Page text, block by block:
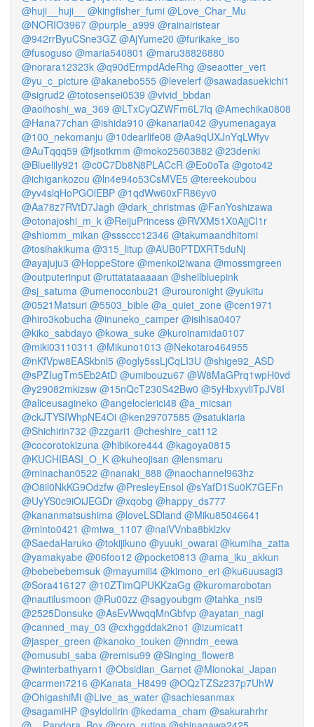
@huji__huji__
@kingfisher_fumi @Love_Char_Mu
@NORIO3967 @purple_a999 @rainairistear
@942rrByuCSne3GZ @AjYume20 @furikake_iso
@fusoguso @maria540801 @maru38826880
@norara12323k @q90dErmpdAdeRhg @seaotter_vert
@yu_c_picture @akanebo555 @levelerf @sawadasuekichi1
@sigrud2 @totosensei0539 @vivid_bbdan
@aoihoshi_wa_369 @LTxCyQZWFm6L7lq @Amechika0808
@Hana77chan @ishida910 @kanaria042 @yumenagaya
@100_nekomanju @10dearlife08 @Aa9qUXJnYqLWfyv
@AuTqqq59 @fjsotkmm @moko25603882 @23denki
@Bluelily921 @c0C7Db8N8PLACcR @Eo0oTa @goto42
@ichigankozou @ln4e94o53CsMVE5 @tereekoubou
@yv4slqHoPGOlEBP @1qdWw60xFR86yv0
@Aa78z7RVtD7Jagh @dark_christmas @FanYoshizawa
@otonajoshi_m_k @ReijuPrincess @RVXM51X0AjjCI1r
@shiomm_mikan @sssccc12346 @takumaandhitomi
@tosihakikuma @315_litup @AUB0PTDXRT5duNj
@ayajuju3 @HoppeStore @menkoi2iwana @mossmgreen
@outputerinput @ruttatataaaaan @shellbluepink
@sj_satuma @umenoconbu21 @urouronight @yukiitu
@0521Matsuri @5503_bible @a_quiet_zone @cen1971
@hiro3kobucha @inuneko_camper @isihisa0407
@kiko_sabdayo @kowa_suke @kuroinamida0107
@miki03110311 @Mikuno1013 @Nekotaro464955
@nKfVpw8EASkbnl5 @ogly5ssLjCqLI3U @shige92_ASD
@sPZIugTm5Eb2AtD @umibouzu67 @W8MaGPrq1wpH0vd
@y29082mkizsw @15nQcT230S42Bw0 @5yHbxyvliTpJV8I
@aliceusagineko @angeloclerici48 @a_micsan
@ckJTYSIWhpNE4Oi @ken29707585 @satukiaria
@Shichirin732 @zzgari1 @cheshire_cat112
@cocorotokizuna @hibikore444 @kagoya0815
@KUCHIBASI_O_K @kuheojisan @lensmaru
@minachan0522 @nanaki_888 @naochannel963hz
@O8il0NkKG9Odzfw @PresleyEnsol @sYafD1Su0K7GEFn
@UyYS0c9iOiJEGDr @xqobg @happy_ds777
@kananmatsushima @loveLSDland @Miku85046641
@minto0421 @miwa_1107 @naiVVnba8bklzkv
@SaedaHaruko @tokijikuno @yuuki_owarai @kumiha_zatta
@yamakyabe @06foo12 @pocket0813 @ama_iku_akkun
@bebebebemsuk @mayumili4 @kimono_eri @ku6uusagi3
@Sora416127 @10ZTimQPUKKzaGg @kuromarobotan
@nautilusmoon @Ru00zz @sagyoubgm @tahka_nsi9
@2525Donsuke @AsEvWwqqMnGbfvp @ayatan_nagi
@canned_may_03 @cxhggddak2no1 @izumicat1
@jasper_green @kanoko_touken @nndm_eewa
@omusubi_saba @remisu99 @Singing_flower8
@winterbathyarn1 @Obsidian_Garnet @Mionokai_Japan
@carmen7216 @Kanata_H8499 @OQzTZSz237p7UhW
@OhigashiMi @Live_as_water @sachiesanmax
@sagamiHP @syldollrin @kedama_cham @sakurahrhr